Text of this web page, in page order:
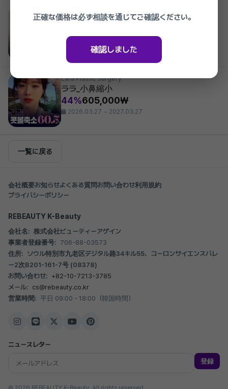
ララ_非切開 クイック人中短縮
2026.03.27 ~ 2027.03.27
Lara Plastic Surgery
ララ_小鼻縮小
44%605,000₩
2026.03.27 ~ 2027.03.27
一覧に戻る
会社概要お知らせよくある質問 お問い合わせ利用規約
プライバシーポリシー
REBEAUTY K-Beauty
会社名: 株式会社ビューティーアゲイン
事業者登録番号: 706-88-03573
住所: ソウル特別市九老区デジタル路34キル55、コーロンサイエンスバレ
ー2次B201-161-7号 (08378)
お問い合わせ: +82-10-7213-3785
メール: cs@rebeauty.co.kr
営業時間: 平日 09:00 - 18:00（韓国時間）
ニュースレター
登録
正確な価格は必ず相談を通じてご確認ください。
確認しました